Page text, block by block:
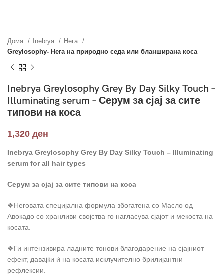
Дома Inebrya
Нега
Greylosophy- Нега на природно седа или бланширана коса
Inebrya Greylosophy Grey By Day Silky Touch –
Illuminating serum – Серум за сјај за сите
типови на коса
1,320 ден
Inebrya Greylosophy Grey By Day Silky Touch – Illuminating
serum for all hair types
Серум за сјај за сите типови на коса
❖Неговата специјална формула збогатена со Масло од
Авокадо со хранливи својства го нагласува сјајот и мекоста на
косата.
❖Ги интензивира ладните тонови благодарение на сјајниот
ефект, давајќи ѝ на косата исклучително брилијантни
рефлексии.